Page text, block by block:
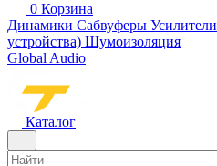
0 Корзина
Динамики Сабвуферы Усилители
устройства) Шумоизоляция
Global Audio
Каталог